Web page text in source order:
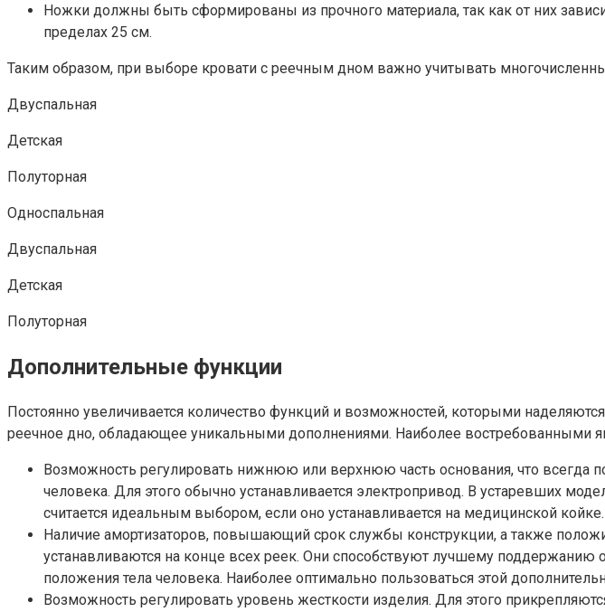
Ножки должны быть сформированы из прочного материала, так как от них
пределах 25 см.
Таким образом, при выборе кровати с реечным дном важно учитывать
Двуспальная
Детская
Полуторная
Односпальная
Двуспальная
Детская
Полуторная
Дополнительные функции
Постоянно увеличивается количество функций и возможностей, которыми
реечное дно, обладающее уникальными дополнениями. Наиболее востребованными
Возможность регулировать нижнюю или верхнюю часть основания, что всегда
человека. Для этого обычно устанавливается электропривод. В устаревших
считается идеальным выбором, если оно устанавливается на медицинской
Наличие амортизаторов, повышающий срок службы конструкции, а также
устанавливаются на конце всех реек. Они способствуют лучшему
положения тела человека. Наиболее оптимально пользоваться этой
Возможность регулировать уровень жесткости изделия. Для этого